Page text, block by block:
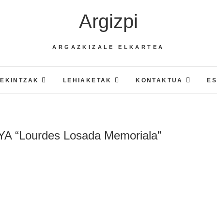
Argizpi
ARGAZKIZALE ELKARTEA
EKINTZAK LEHIAKETAK KONTAKTUA
“Lourdes Losada Memoriala”